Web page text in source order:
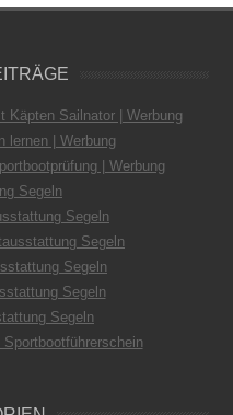
Käpten Sailnator | Werbung
lernen | Werbung
| Werbung
Segeln
Segeln
Segeln
Segeln
Segeln
Segeln